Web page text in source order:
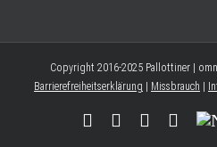
Copyright 2016-2025 Pallottiner |
Barrierefreiheitserklärung
Missbrauch
FacebookYouTube